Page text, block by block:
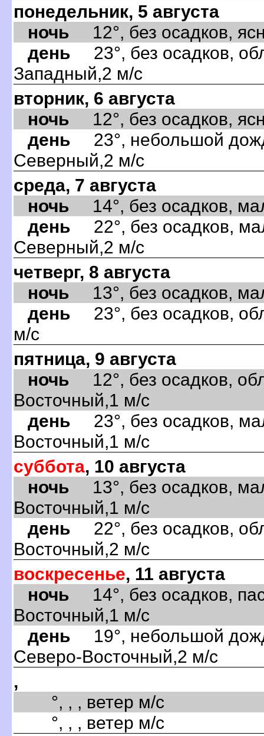
понедельник, 5 августа
ночь 12°, без осадков,
день 23°, без осадков,
Западный,2 м/с
вторник, 6 августа
ночь 12°, без осадков,
день 23°, небольшой
Северный,2 м/с
среда, 7 августа
ночь 14°, без осадков,
день 22°, без осадков,
Северный,2 м/с
четверг, 8 августа
ночь 13°, без осадков,
день 23°, без осадков,
м/с
пятница, 9 августа
ночь 12°, без осадков,
Восточный,1 м/с
день 23°, без осадков,
Восточный,1 м/с
суббота, 10 августа
ночь 13°, без осадков,
Восточный,1 м/с
день 22°, без осадков,
Восточный,2 м/с
воскресенье, 11 августа
ночь 14°, без осадков,
Восточный,1 м/с
день 19°, небольшой
Северо-Восточный,2 м/с
,
°, , , ветер м/с
°, , , ветер м/с